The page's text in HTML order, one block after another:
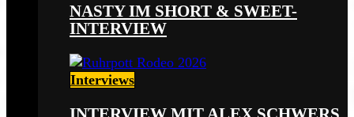
NASTY IM SHORT & SWEET-
INTERVIEW
Interviews